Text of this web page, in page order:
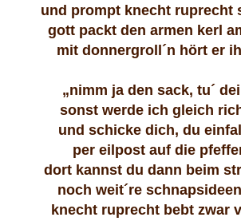
und prompt knecht ruprecht
gott packt den armen kerl
mit donnergroll´n hört er
„nimm ja den sack, tu´
sonst werde ich gleich
und schicke dich, du
per eilpost auf die
dort kannst du dann beim
noch weit´re
knecht ruprecht bebt zwar